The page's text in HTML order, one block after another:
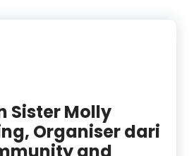
Sister Molly
Organiser dari